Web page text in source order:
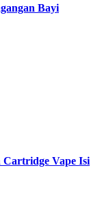
Bayi
Cartridge Vape Isi